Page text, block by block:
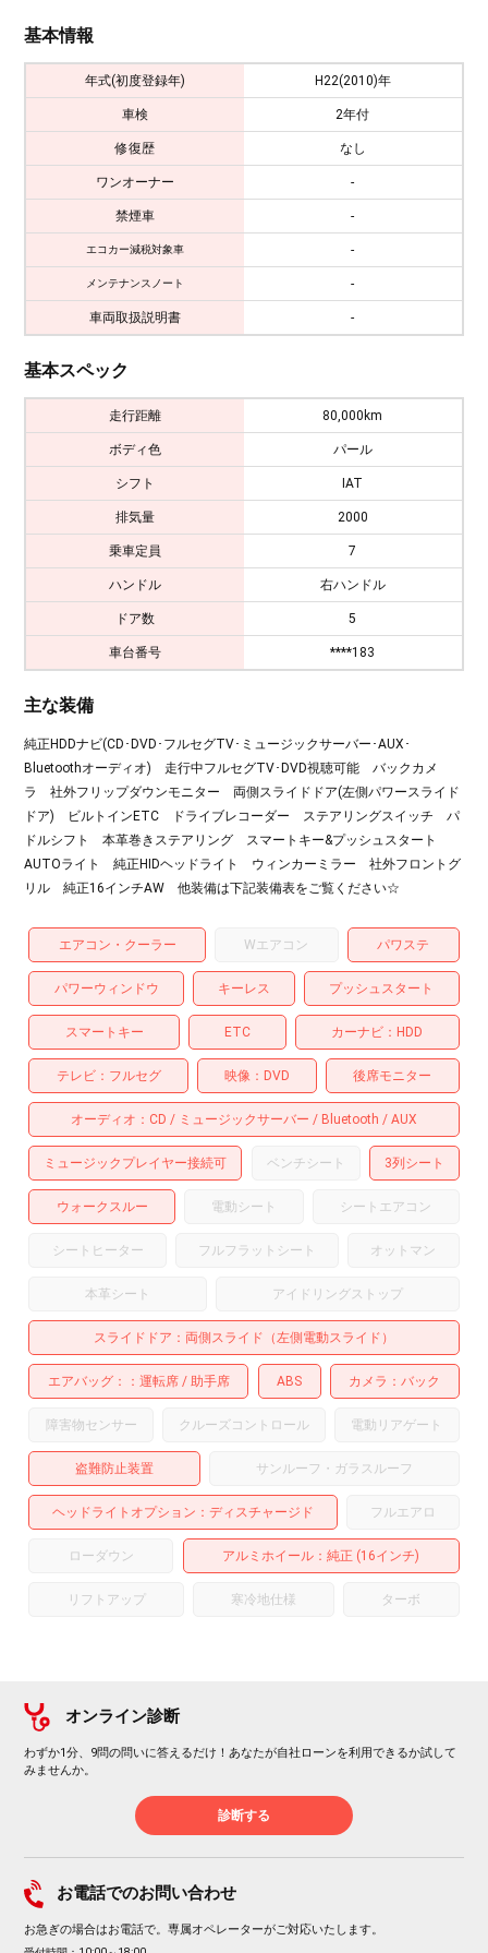
基本情報
年式(初度登録年) H22(2010)年
車検 2年付
修復歴 なし
ワンオーナー -
禁煙車 -
エコカー減税対象車 -
メンテナンスノート -
車両取扱説明書 -
基本スペック
走行距離 80,000km
ボディ色 パール
シフト IAT
排気量 2000
乗車定員 7
ハンドル 右ハンドル
ドア数 5
車台番号 ****183
主な装備
純正HDDナビ(CD･DVD･フルセグTV･ミュージックサーバー･AUX･
Bluetoothオーディオ) 走行中フルセグTV･DVD視聴可能 バックカメ
ラ 社外フリップダウンモニター 両側スライドドア(左側パワースライド
ドア) ビルトインETC ドライブレコーダー ステアリングスイッチ パ
ドルシフト 本革巻きステアリング スマートキー&プッシュスタート
AUTOライト 純正HIDヘッドライト ウィンカーミラー 社外フロントグ
リル 純正16インチAW 他装備は下記装備表をご覧ください☆
エアコン・クーラー Wエアコン パワステ
パワーウィンドウ キーレス プッシュスタート
スマートキー ETC カーナビ HDD
テレビ フルセグ 映像 DVD 後席モニター
オーディオ CD ミュージックサーバー Bluetooth AUX
ミュージックプレイヤー接続可 ベンチシート 3列シート
ウォークスルー 電動シート シートエアコン
シートヒーター フルフラットシート オットマン
本革シート アイドリングストップ
スライドドア 両側スライド（左側電動スライド）
エアバッグ： 運転席 助手席 ABS カメラ バック
障害物センサー クルーズコントロール 電動リアゲート
盗難防止装置 サンルーフ・ガラスルーフ
ヘッドライトオプション ディスチャージド フルエアロ
ローダウン アルミホイール ：純正 (16インチ)
リフトアップ 寒冷地仕様 ターボ
オンライン診断
わずか1分、9問の問いに答えるだけ！あなたが自社ローンを利用できるか試して
みませんか。
診断する
お電話でのお問い合わせ
お急ぎの場合はお電話で。専属オペレーターがご対応いたします。